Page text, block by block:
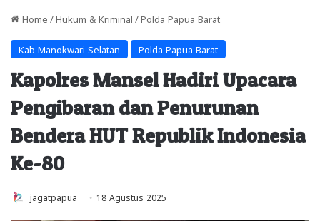
Home / Hukum & Kriminal / Polda Papua Barat
Kab Manokwari Selatan Polda Papua Barat
Kapolres Mansel Hadiri Upacara
Pengibaran dan Penurunan
Bendera HUT Republik Indonesia
Ke-80
jagatpapua 18 Agustus 2025